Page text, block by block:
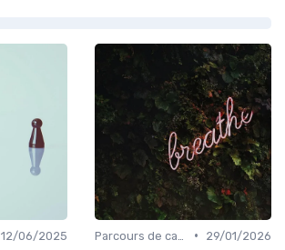
12/06/2025
•
29/01/2026